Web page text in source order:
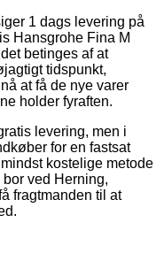
1 dags levering på
Hansgrohe Fina M
betinges af at
tidspunkt,
at få de nye varer
holder fyraften.
levering, men i
for en fastsat
kostelige metode
ved Herning,
fragtmanden til at